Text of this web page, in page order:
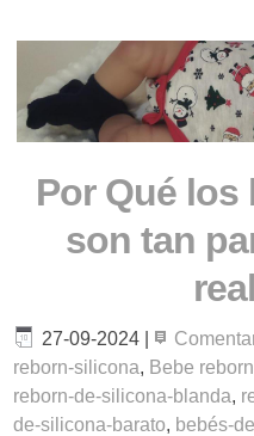
Por Qué
son tan
27-09-2024
reborn-silicona, Bebe
reborn-de-silicona-blanda,
de-silicona-barato, bebés-